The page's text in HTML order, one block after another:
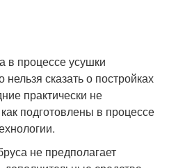
в процессе усушки
сказать о постройках
практически не
подготовлены в процессе
не предполагает